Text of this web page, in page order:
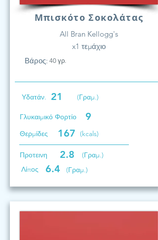
Μπισκότο Σοκολάτας
All Bran Kellogg's
x1 τεμάχιο
Βάρος: 40 γρ.
Υδατάν. 21 (Γραμ.)
Γλυκαιμικό Φορτίο 9
Θερμίδες 167 (kcals)
Προτεινη 2.8
(Γραμ.)
Λίπος
6.4 (Γραμ.)